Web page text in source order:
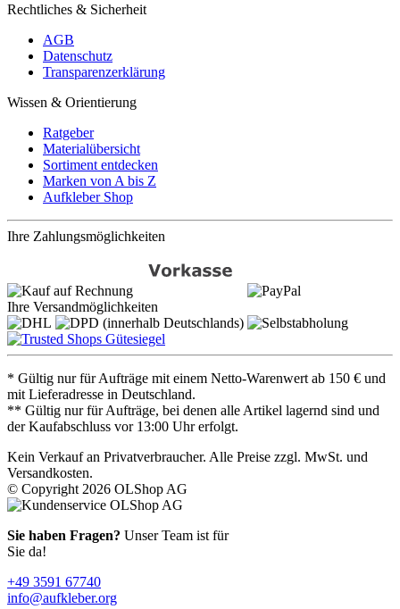
Rechtliches & Sicherheit
AGB
Datenschutz
Transparenzerklärung
Wissen & Orientierung
Ratgeber
Materialübersicht
Sortiment entdecken
Marken von A bis Z
Aufkleber Shop
Ihre Zahlungsmöglichkeiten
Ihre Versandmöglichkeiten
* Gültig nur für Aufträge mit einem Netto-Warenwert ab 150 € und
mit Lieferadresse in Deutschland.
** Gültig nur für Aufträge, bei denen alle Artikel lagernd sind und
der Kaufabschluss vor 13:00 Uhr erfolgt.
Kein Verkauf an Privatverbraucher. Alle Preise zzgl. MwSt. und
Versandkosten.
© Copyright 2026 OLShop AG
Sie haben Fragen? Unser Team ist für
Sie da!
+49 3591 67740
info@aufkleber.org